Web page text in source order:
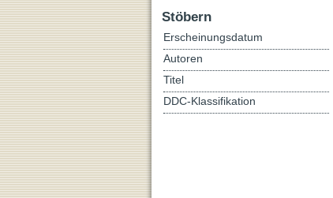
Stöbern
Erscheinungsdatum
Autoren
Titel
DDC-Klassifikation